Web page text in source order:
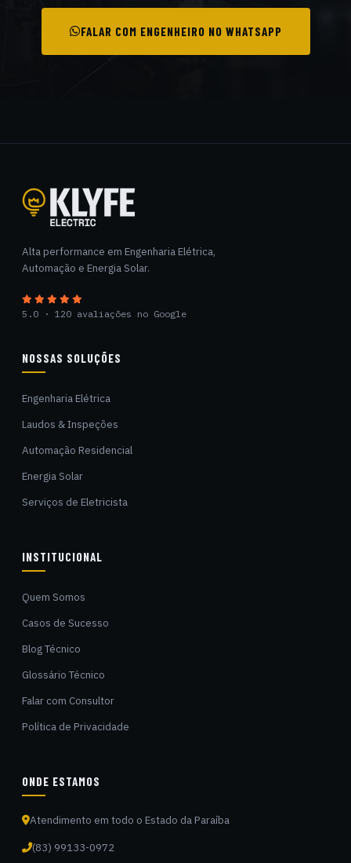
FALAR COM ENGENHEIRO NO WHATSAPP
Klyfe Electric
Alta performance em Engenharia Elétrica,
Automação e Energia Solar.
5.0 · 120 avaliações no Google
NOSSAS SOLUÇÕES
Engenharia Elétrica
Laudos & Inspeções
Automação Residencial
Energia Solar
Serviços de Eletricista
INSTITUCIONAL
Quem Somos
Casos de Sucesso
Blog Técnico
Glossário Técnico
Falar com Consultor
Política de Privacidade
ONDE ESTAMOS
Atendimento em todo o Estado da Paraíba
(83) 99133-0972